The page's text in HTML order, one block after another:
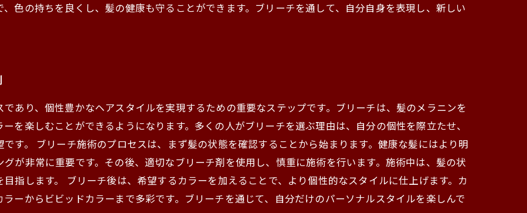
色の持ちを良くし、髪の健康も守ることができます。ブリーチを通して、自分自身を表現し、新しい
あり、個性豊かなヘアスタイルを実現するための重要なステップです。ブリーチは、髪のメラニンを
を楽しむことができるようになります。多くの人がブリーチを選ぶ理由は、自分の個性を際立たせ、
す。 ブリーチ施術のプロセスは、まず髪の状態を確認することから始まります。健康な髪にはより明
が非常に重要です。その後、適切なブリーチ剤を使用し、慎重に施術を行います。施術中は、髪の状
指します。 ブリーチ後は、希望するカラーを加えることで、より個性的なスタイルに仕上げます。カ
ーからビビッドカラーまで多彩です。ブリーチを通じて、自分だけのパーソナルスタイルを楽しんで